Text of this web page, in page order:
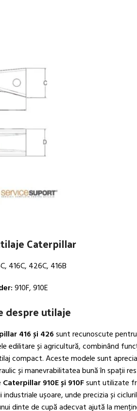
Caterpillar
416C, 426C, 416B
910F, 910E
despre utilaje
416 și 426sunt recunoscute
edilitare și agricultură, combinând
compact. Aceste modele sunt
și manevrabilitatea bună în spații
Caterpillar 910E și 910Fsunt utilizate
ușoare, unde precizia și
dinte de cupă adecvat ajută la